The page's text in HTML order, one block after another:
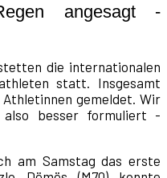
angesagt -
die internationalen
statt. Insgesamt
gemeldet. Wir
besser formuliert -
am Samstag das erste